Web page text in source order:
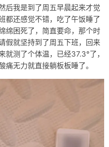
后我是到了周五早晨起来才觉
都还感觉不错，吃了午饭睡了
绵困死了，简直要命，那个时
假就坚持到了周五下班，回来
测了个体温，已经37.3°了，
无力就直接躺板板睡了。